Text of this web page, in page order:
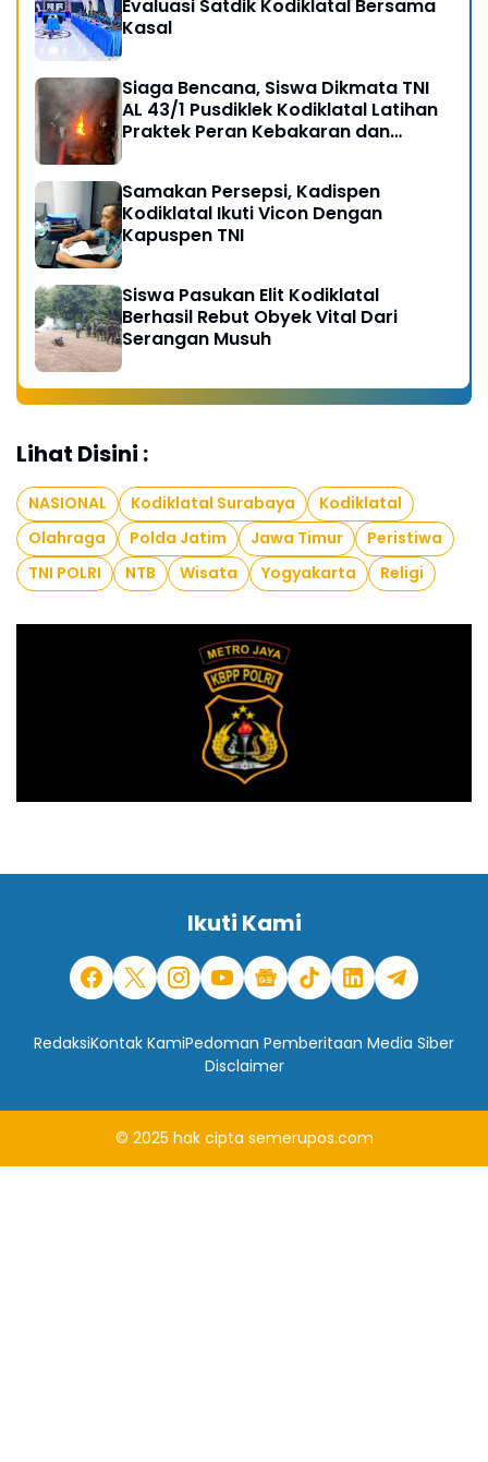
Evaluasi Satdik Kodiklatal Bersama
Kasal
Siaga Bencana, Siswa Dikmata TNI
AL 43/1 Pusdiklek Kodiklatal Latihan
Praktek Peran Kebakaran dan
Samakan Persepsi, Kadispen
Kodiklatal Ikuti Vicon Dengan
Kapuspen TNI
Siswa Pasukan Elit Kodiklatal
Berhasil Rebut Obyek Vital Dari
Serangan Musuh
Lihat Disini :
NASIONAL Kodiklatal Surabaya
Kodiklatal
Olahraga
Polda Jatim Jawa Timur
Peristiwa
TNI POLRI
NTB Wisata Yogyakarta Religi
Ikuti Kami
RedaksiKontak KamiPedoman Pemberitaan Media Siber
Disclaimer
© 2025 hak cipta semerupos.com